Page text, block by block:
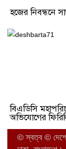
হজের নিবন্ধনে
বিএডিসি
অভিযোগের
© স্বত্ব ©